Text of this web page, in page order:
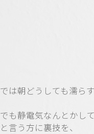
では朝どうしても濡ら
でも静電気なんとかして
と言う方に裏技を、